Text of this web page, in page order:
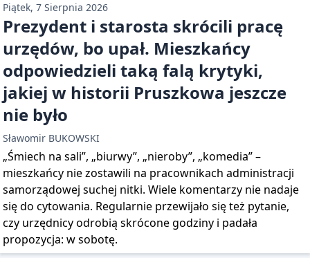
Piątek, 7 Sierpnia 2026
Prezydent i starosta skrócili pracę
urzędów, bo upał. Mieszkańcy
odpowiedzieli taką falą krytyki,
jakiej w historii Pruszkowa jeszcze
nie było
Sławomir BUKOWSKI
„Śmiech na sali”, „biurwy”, „nieroby”, „komedia” –
mieszkańcy nie zostawili na pracownikach administracji
samorządowej suchej nitki. Wiele komentarzy nie nadaje
się do cytowania. Regularnie przewijało się też pytanie,
czy urzędnicy odrobią skrócone godziny i padała
propozycja: w sobotę.